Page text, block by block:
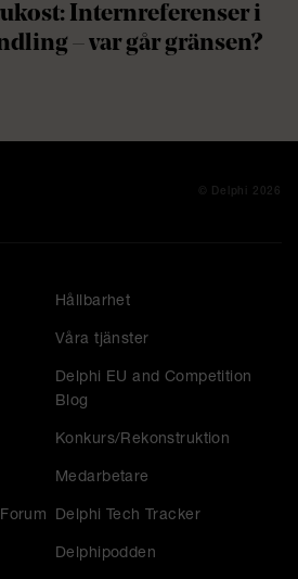
Internreferenser i
– var går gränsen?
© Delphi 2026
Hållbarhet
Våra tjänster
Delphi EU and Competition
Blog
Konkurs/Rekonstruktion
Medarbetare
Delphi Tech Tracker
Delphipodden